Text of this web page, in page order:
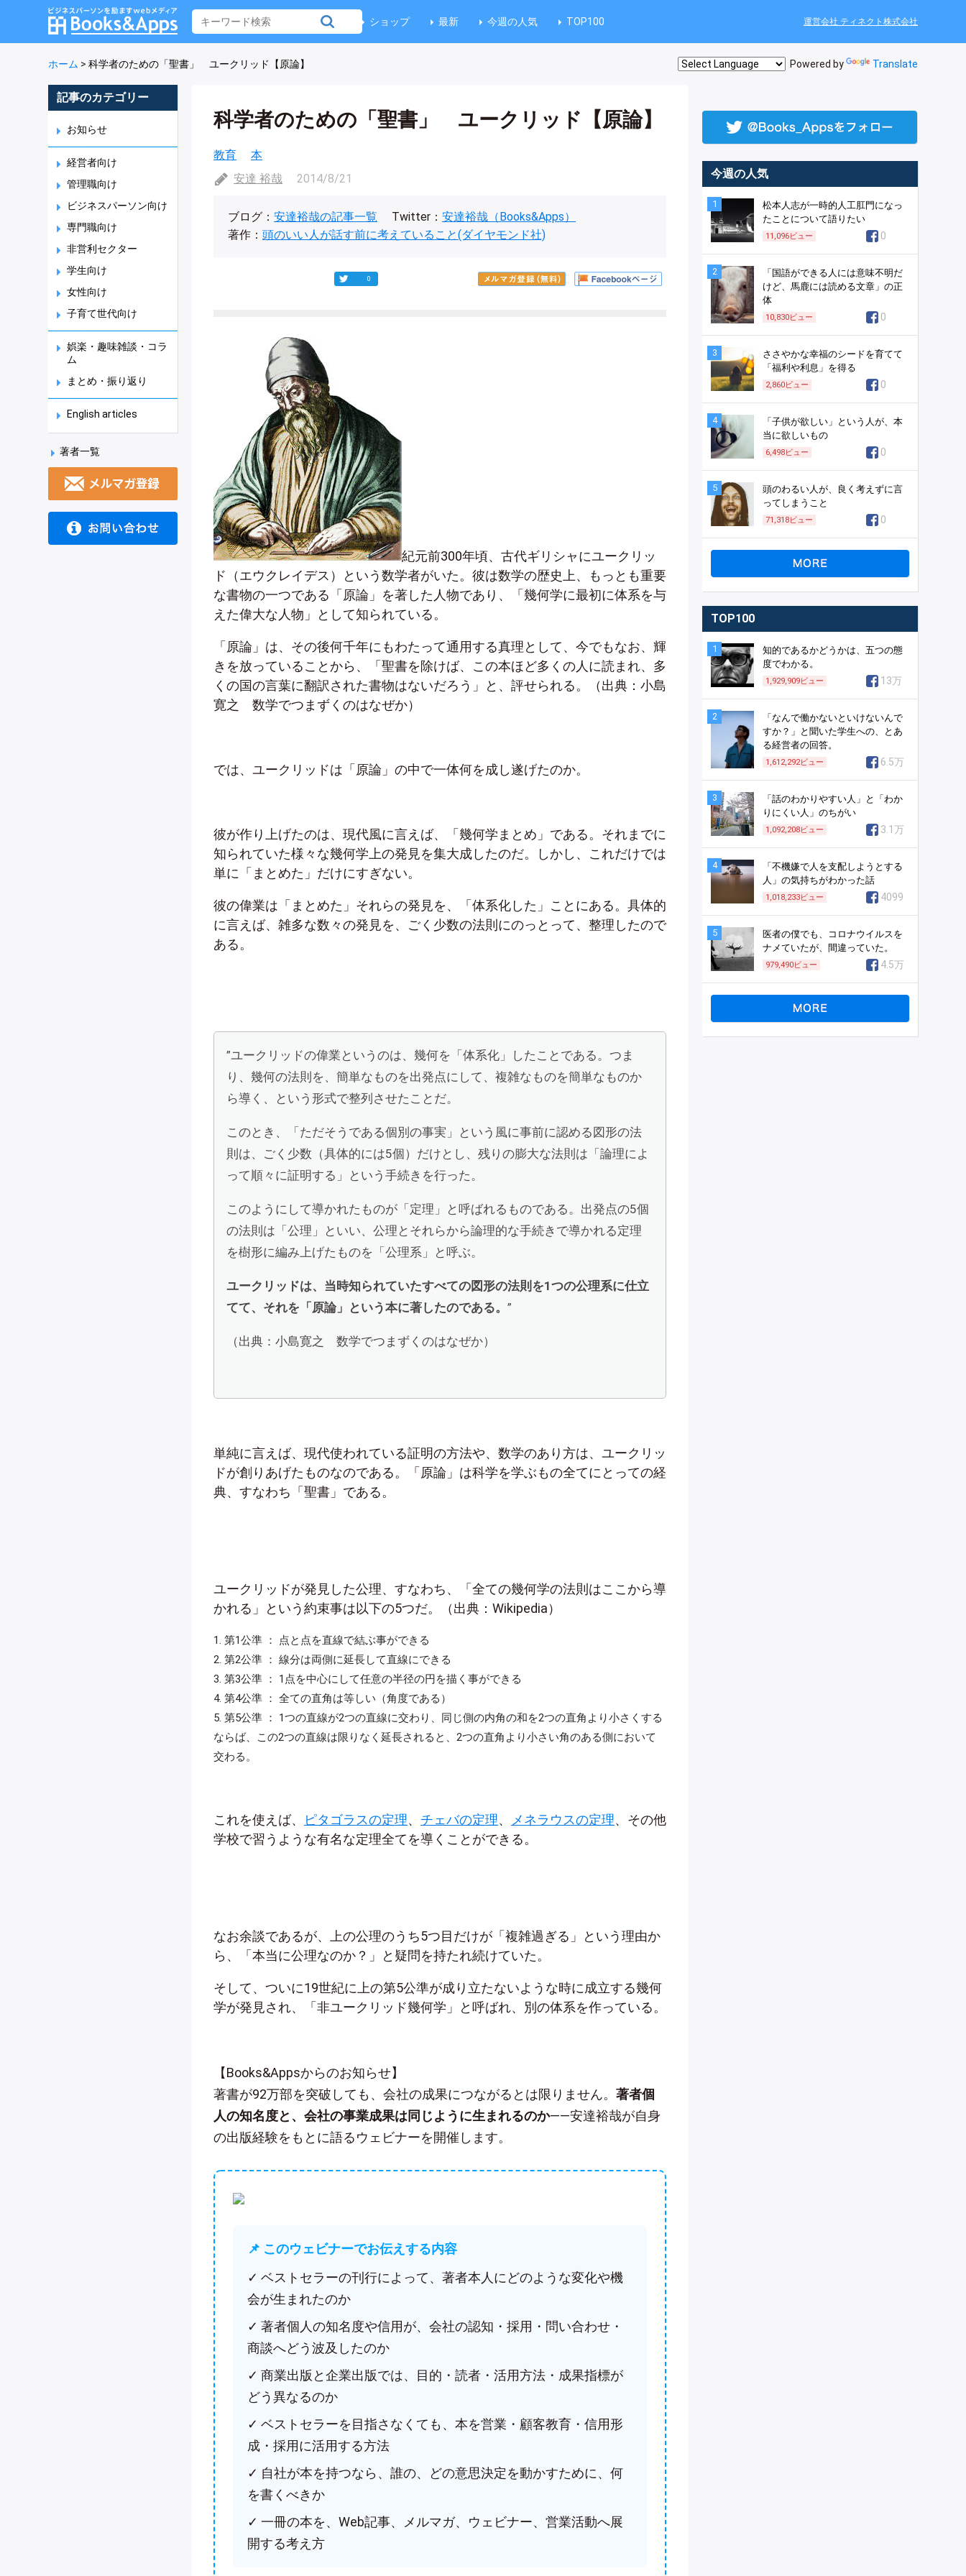
ショップ 最新 今週の人気 TOP100 運営会社 ティネクト株式会社
ホーム > 科学者のための「聖書」 ユークリッド【原論】 Powered by Translate
記事のカテゴリー
お知らせ
経営者向け
管理職向け
ビジネスパーソン向け
専門職向け
非営利セクター
学生向け
女性向け
子育て世代向け
娯楽・趣味雑談・コラ
ム
まとめ・振り返り
English articles
著者一覧
科学者のための「聖書」 ユークリッド【原論】
教育
本
安達 裕哉
2014/8/21
ブログ： 安達裕哉の記事一覧 Twitter： 安達裕哉（Books&Apps）
著作： 頭のいい人が話す前に考えていること(ダイヤモンド社)
0
紀元前300年頃、古代ギリシャにユークリッ
ド（エウクレイデス）という数学者がいた。彼は数学の歴史上、もっとも重要
な書物の一つである「原論」を著した人物であり、「幾何学に最初に体系を与
えた偉大な人物」として知られている。
「原論」は、その後何千年にもわたって通用する真理として、今でもなお、輝
きを放っていることから、「聖書を除けば、この本ほど多くの人に読まれ、多
くの国の言葉に翻訳された書物はないだろう」と、評せられる。（出典：小島
寛之 数学でつまずくのはなぜか）
では、ユークリッドは「原論」の中で一体何を成し遂げたのか。
彼が作り上げたのは、現代風に言えば、「幾何学まとめ」である。それまでに
知られていた様々な幾何学上の発見を集大成したのだ。しかし、これだけでは
単に「まとめた」だけにすぎない。
彼の偉業は「まとめた」それらの発見を、「体系化した」ことにある。具体的
に言えば、雑多な数々の発見を、ごく少数の法則にのっとって、整理したので
ある。
”ユークリッドの偉業というのは、幾何を「体系化」したことである。つま
り、幾何の法則を、簡単なものを出発点にして、複雑なものを簡単なものか
ら導く、という形式で整列させたことだ。
このとき、「ただそうである個別の事実」という風に事前に認める図形の法
則は、ごく少数（具体的には5個）だけとし、残りの膨大な法則は「論理によ
って順々に証明する」という手続きを行った。
このようにして導かれたものが「定理」と呼ばれるものである。出発点の5個
の法則は「公理」といい、公理とそれらから論理的な手続きで導かれる定理
を樹形に編み上げたものを「公理系」と呼ぶ。
ユークリッドは、当時知られていたすべての図形の法則を1つの公理系に仕立
てて、それを「原論」という本に著したのである。 ”
（出典：小島寛之 数学でつまずくのはなぜか）
単純に言えば、現代使われている証明の方法や、数学のあり方は、ユークリッ
ドが創りあげたものなのである。「原論」は科学を学ぶもの全てにとっての経
典、すなわち「聖書」である。
ユークリッドが発見した公理、すなわち、「全ての幾何学の法則はここから導
かれる」という約束事は以下の5つだ。（出典：Wikipedia）
第1公準 ： 点と点を直線で結ぶ事ができる
第2公準 ： 線分は両側に延長して直線にできる
第3公準 ： 1点を中心にして任意の半径の円を描く事ができる
第4公準 ： 全ての直角は等しい（角度である）
第5公準 ： 1つの直線が2つの直線に交わり、同じ側の内角の和を2つの直角より小さくする
ならば、この2つの直線は限りなく延長されると、2つの直角より小さい角のある側において
交わる。
これを使えば、 ピタゴラスの定理、 チェバの定理、 メネラウスの定理、その他
学校で習うような有名な定理全てを導くことができる。
なお余談であるが、上の公理のうち5つ目だけが「複雑過ぎる」という理由か
ら、「本当に公理なのか？」と疑問を持たれ続けていた。
そして、ついに19世紀に上の第5公準が成り立たないような時に成立する幾何
学が発見され、「非ユークリッド幾何学」と呼ばれ、別の体系を作っている。
【Books&Appsからのお知らせ】
著書が92万部を突破しても、会社の成果につながるとは限りません。 著者個
人の知名度と、会社の事業成果は同じように生まれるのか——安達裕哉が自身
の出版経験をもとに語るウェビナーを開催します。
📌 このウェビナーでお伝えする内容
✓ ベストセラーの刊行によって、著者本人にどのような変化や機
会が生まれたのか
✓ 著者個人の知名度や信用が、会社の認知・採用・問い合わせ・
商談へどう波及したのか
✓ 商業出版と企業出版では、目的・読者・活用方法・成果指標が
どう異なるのか
✓ ベストセラーを目指さなくても、本を営業・顧客教育・信用形
成・採用に活用する方法
✓ 自社が本を持つなら、誰の、どの意思決定を動かすために、何
を書くべきか
✓ 一冊の本を、Web記事、メルマガ、ウェビナー、営業活動へ展
開する考え方
今週の人気
1
松本人志が一時的人工肛門になっ
たことについて語りたい
11,096ビュー 0
2
「国語ができる人には意味不明だ
けど、馬鹿には読める文章」の正
体
10,830ビュー 0
3
ささやかな幸福のシードを育てて
「福利や利息」を得る
2,860ビュー 0
4
「子供が欲しい」という人が、本
当に欲しいもの
6,498ビュー 0
5
頭のわるい人が、良く考えずに言
ってしまうこと
71,318ビュー 0
TOP100
1
知的であるかどうかは、五つの態
度でわかる。
1,929,909ビュー 13万
2
「なんで働かないといけないんで
すか？」と聞いた学生への、とあ
る経営者の回答。
1,612,292ビュー 6.5万
3
「話のわかりやすい人」と「わか
りにくい人」のちがい
1,092,208ビュー 3.1万
4
「不機嫌で人を支配しようとする
人」の気持ちがわかった話
1,018,233ビュー 4099
5
医者の僕でも、コロナウイルスを
ナメていたが、間違っていた。
979,490ビュー 4.5万